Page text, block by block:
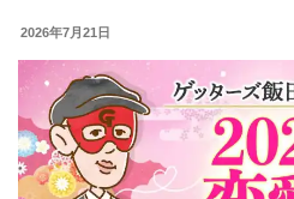
UPDATED
2026年7月21日